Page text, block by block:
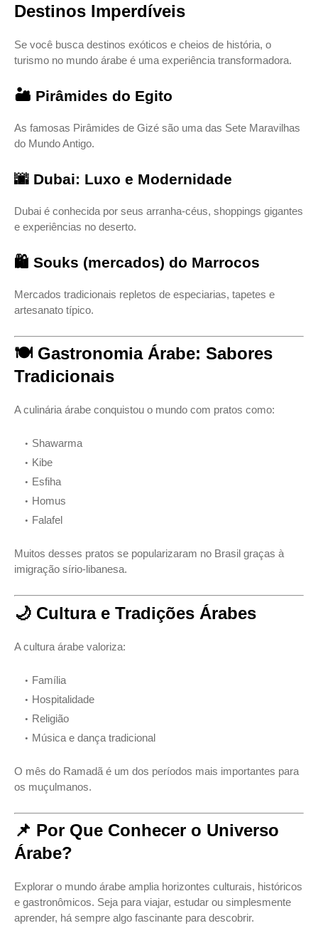
Destinos Imperdíveis
Se você busca destinos exóticos e cheios de história, o
turismo no mundo árabe é uma experiência transformadora.
🏜️ Pirâmides do Egito
As famosas Pirâmides de Gizé são uma das Sete Maravilhas
do Mundo Antigo.
🌆 Dubai: Luxo e Modernidade
Dubai é conhecida por seus arranha-céus, shoppings gigantes
e experiências no deserto.
🛍️ Souks (mercados) do Marrocos
Mercados tradicionais repletos de especiarias, tapetes e
artesanato típico.
🍽️ Gastronomia Árabe: Sabores
Tradicionais
A culinária árabe conquistou o mundo com pratos como:
Shawarma
Kibe
Esfiha
Homus
Falafel
Muitos desses pratos se popularizaram no Brasil graças à
imigração sírio-libanesa.
🌙 Cultura e Tradições Árabes
A cultura árabe valoriza:
Família
Hospitalidade
Religião
Música e dança tradicional
O mês do Ramadã é um dos períodos mais importantes para
os muçulmanos.
📌 Por Que Conhecer o Universo
Árabe?
Explorar o mundo árabe amplia horizontes culturais, históricos
e gastronômicos. Seja para viajar, estudar ou simplesmente
aprender, há sempre algo fascinante para descobrir.